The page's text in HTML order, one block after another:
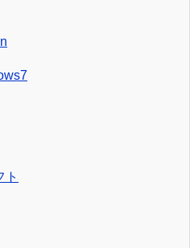
ト